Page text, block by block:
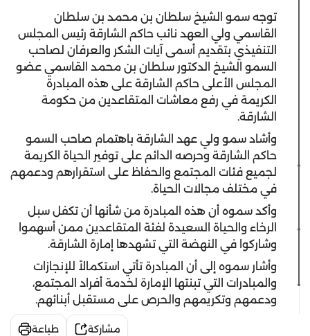
توجه سمو الشيخ سلطان بن محمد بن سلطان
القاسمي ولي العهد نائب حاكم الشارقة رئيس المجلس
التنفيذي بتقديم أسمى آيات الشكر والعرفان لصاحب
السمو الشيخ الدكتور سلطان بن محمد القاسمي عضو
المجلس الأعلى حاكم الشارقة على هذه المبادرة
الكريمة في رفع معاشات المتقاعدين من حكومة
الشارقة.
وأشاد سمو ولي عهد الشارقة باهتمام صاحب السمو
حاكم الشارقة وحرصه الدائم على توفير الحياة الكريمة
لجميع فئات المجتمع والحفاظ على استقرارهم ودعمهم
في مختلف مجالات الحياة.
وأكد سموه أن هذه المبادرة من شأنها أن تكفل سبل
الرخاء والحياة السعيدة لفئة المتقاعدين ممن أسهموا
وشاركوا في النهضة التي تشهدها إمارة الشارقة.
وأشار سموه إلى أن المبادرة تأتي استكمالاً للإنجازات
والمبادرات التي تبنتها الإمارة لخدمة أفراد المجتمع،
ودعمهم وتكريمهم والحرص على مستقبل أبنائهم.
مشاركة طباعة